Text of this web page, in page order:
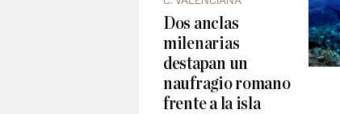
Dos anclas
milenarias
destapan un
naufragio romano
frente a la isla